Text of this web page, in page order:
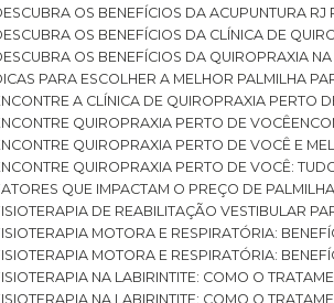
DESCUBRA OS BENEFÍCIOS DA ACUPUNTURA
DESCUBRA OS BENEFÍCIOS DA CLÍNICA DE
DESCUBRA OS BENEFÍCIOS DA QUIROPRAXIA
DICAS PARA ESCOLHER A MELHOR PALMILHA
ENCONTRE A CLÍNICA DE QUIROPRAXIA PERTO
ENCONTRE QUIROPRAXIA PERTO DE VOCÊ
ENCONTRE QUIROPRAXIA PERTO DE VOCÊ E
ENCONTRE QUIROPRAXIA PERTO DE VOCÊ:
FATORES QUE IMPACTAM O PREÇO DE
FISIOTERAPIA DE REABILITAÇÃO VESTIBULAR
FISIOTERAPIA MOTORA E RESPIRATÓRIA:
FISIOTERAPIA MOTORA E RESPIRATÓRIA:
FISIOTERAPIA NA LABIRINTITE: COMO O
FISIOTERAPIA NA LABIRINTITE: COMO O